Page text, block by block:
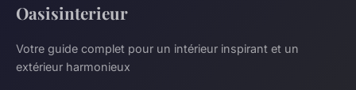
Oasisinterieur
Votre guide complet pour un intérieur inspirant et un
extérieur harmonieux